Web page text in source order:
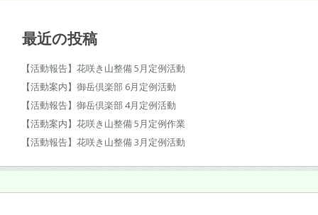
最近の投稿
【活動報告】花咲き山整備 5月定例活動
【活動案内】御岳倶楽部 6月定例活動
【活動報告】御岳倶楽部 4月定例活動
【活動案内】花咲き山整備 5月定例作業
【活動報告】花咲き山整備 3月定例活動